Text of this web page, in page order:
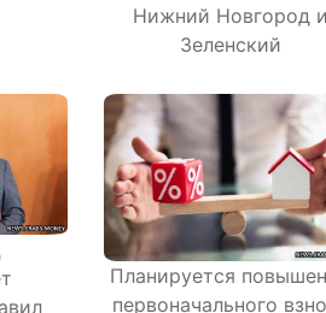
Нижний Новгород и
Зеленский
Планируется
первоначального